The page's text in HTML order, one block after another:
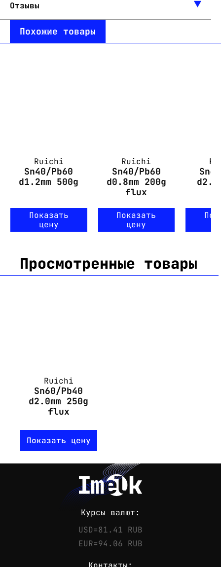
Отзывы
Похожие товары
Ruichi
Sn40/Pb60
d1.2mm 500g
Показать
цену
Ruichi
Sn40/Pb60
d0.8mm 200g
flux
Показать
цену
Просмотренные товары
Ruichi
Sn60/Pb40
d2.0mm 250g
flux
Показать цену
Курсы валют:
USD=81.41 RUB
EUR=94.06 RUB